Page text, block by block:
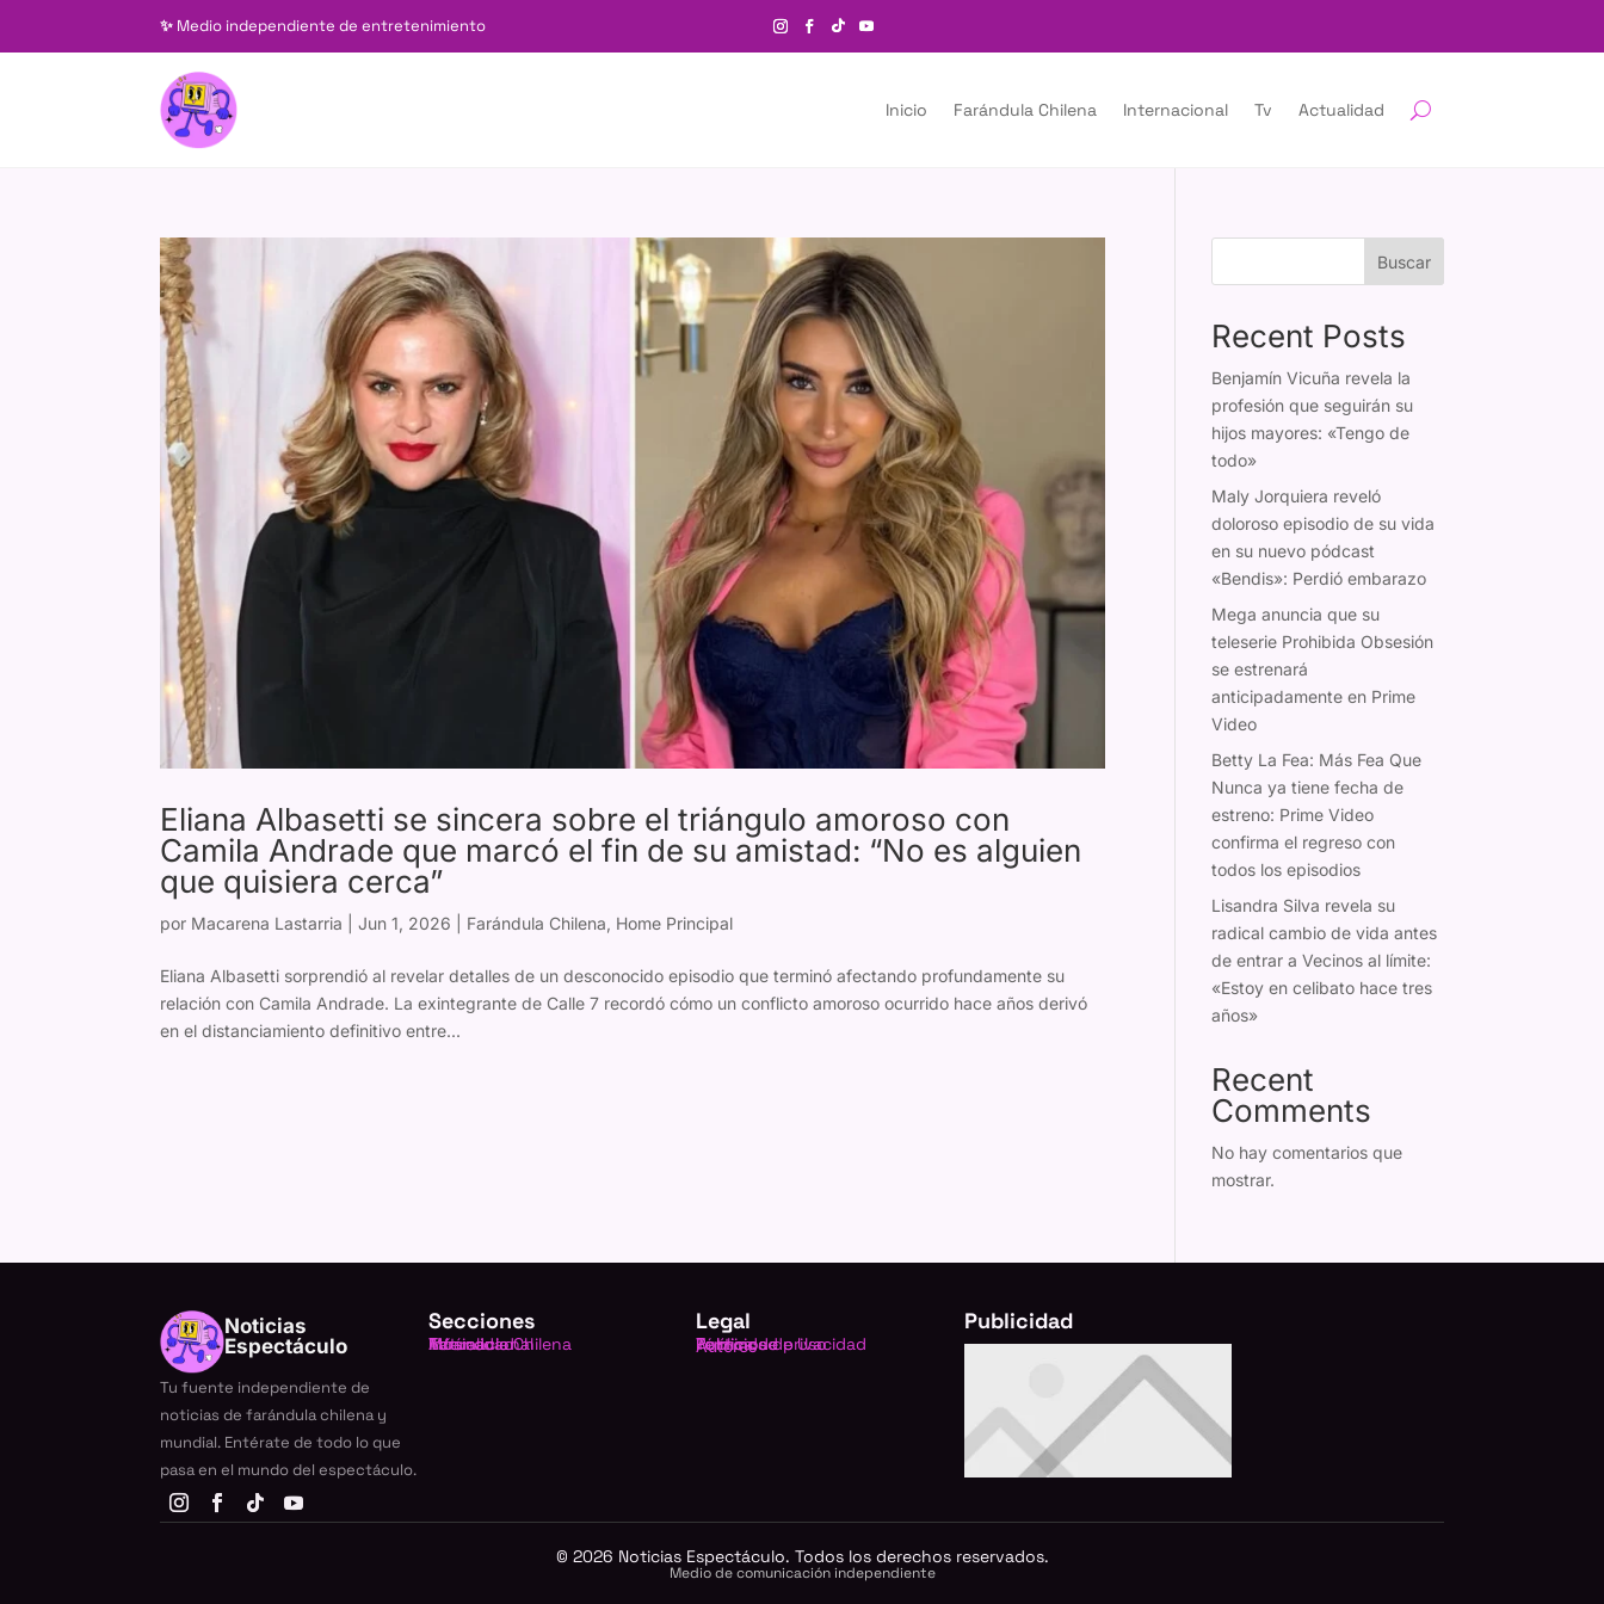
✨ Medio independiente de entretenimiento
Inicio Farándula Chilena Internacional Tv Actualidad
Eliana Albasetti se sincera sobre el triángulo amoroso con
Camila Andrade que marcó el fin de su amistad: “No es alguien
que quisiera cerca”
por Macarena Lastarria |Jun 1, 2026 Farándula Chilena, Home Principal
Eliana Albasetti sorprendió al revelar detalles de un desconocido episodio que terminó afectando profundamente su
relación con Camila Andrade. La exintegrante de Calle 7 recordó cómo un conflicto amoroso ocurrido hace años derivó
en el distanciamiento definitivo entre...
Buscar
Recent Posts
Benjamín Vicuña revela la
profesión que seguirán su
hijos mayores: «Tengo de
todo»
Maly Jorquiera reveló
doloroso episodio de su vida
en su nuevo pódcast
«Bendis»: Perdió embarazo
Mega anuncia que su
teleserie Prohibida Obsesión
se estrenará
anticipadamente en Prime
Video
Betty La Fea: Más Fea Que
Nunca ya tiene fecha de
estreno: Prime Video
confirma el regreso con
todos los episodios
Lisandra Silva revela su
radical cambio de vida antes
de entrar a Vecinos al límite:
«Estoy en celibato hace tres
años»
Recent
Comments
No hay comentarios que
mostrar.
Noticias
Espectáculo
Tu fuente independiente de
noticias de farándula chilena y
mundial. Entérate de todo lo que
pasa en el mundo del espectáculo.
Secciones
Farándula Chilena
Internacional
TV
Música
Actualidad
Legal
Política de privacidad
Términos de Uso
Publicidad
Autores
Publicidad
© 2026 Noticias Espectáculo. Todos los derechos reservados.
Medio de comunicación independiente